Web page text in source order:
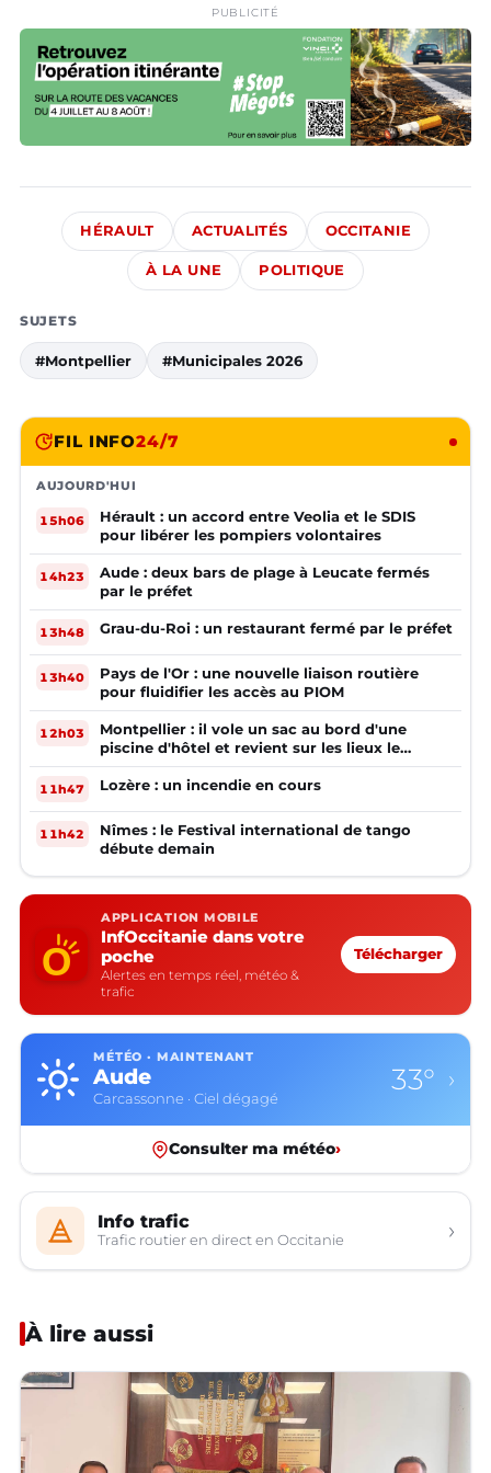
PUBLICITÉ
HÉRAULT ACTUALITÉS OCCITANIE
À LA UNE POLITIQUE
SUJETS
#Montpellier #Municipales 2026
FIL INFO24/7
AUJOURD'HUI
15h06
Hérault : un accord entre Veolia et le SDIS
pour libérer les pompiers volontaires
14h23
Aude : deux bars de plage à Leucate fermés
par le préfet
13h48 Grau-du-Roi : un restaurant fermé par le préfet
13h40
Pays de l'Or : une nouvelle liaison routière
pour fluidifier les accès au PIOM
12h03
Montpellier : il vole un sac au bord d'une
piscine d'hôtel et revient sur les lieux le
lendemain
11h47 Lozère : un incendie en cours
11h42
Nîmes : le Festival international de tango
débute demain
APPLICATION MOBILE
InfOccitanie dans votre
poche
Alertes en temps réel, météo &
trafic
Télécharger
MÉTÉO · MAINTENANT
Aude
Carcassonne · Ciel dégagé
33° ›
Consulter ma météo›
Info trafic
Trafic routier en direct en Occitanie ›
À lire aussi